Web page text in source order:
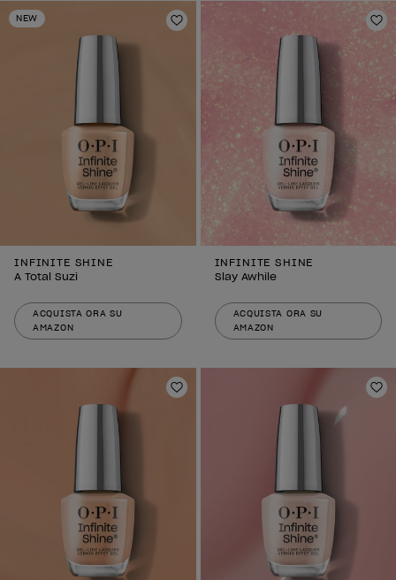
NEW
Aggiungi alla lista dei desideri
INFINITE SHINE
A Total Suzi
ACQUISTA ORA SU
AMAZON
INFINITE SHINE
Slay Awhile
ACQUISTA ORA SU
AMAZON
Aggiungi alla lista dei desideri